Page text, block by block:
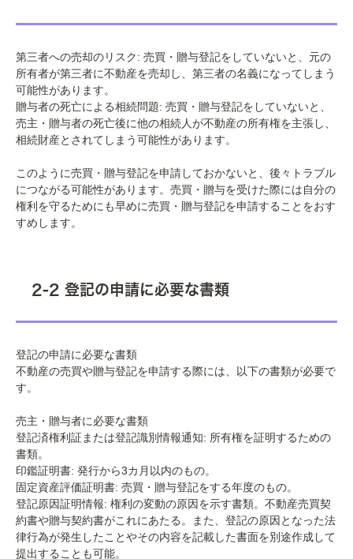
第三者への売却のリスク: 売買・贈与登記をしていないと、元の
所有者が第三者に不動産を売却し、第三者の名義になってしまう
可能性があります。
贈与者の死亡による相続問題: 売買・贈与登記をしていないと、
売主・贈与者の死亡後に他の相続人が不動産の所有権を主張し、
相続財産とされてしまう可能性があります。
このように売買・贈与登記を申請しておかないと、後々トラブル
につながる可能性があります。売買・贈与を受けた際には自分の
権利を守るためにも早めに売買・贈与登記を申請することをおす
すめします。
2-2 登記の申請に必要な書類
登記の申請に必要な書類
不動産の売買や贈与登記を申請する際には、以下の書類が必要で
す。
売主・贈与者に必要な書類
登記済権利証または登記識別情報通知: 所有権を証明するための
書類。
印鑑証明書: 発行から3カ月以内のもの。
固定資産評価証明書: 売買・贈与登記をする年度のもの。
登記原因証明情報: 権利の変動の原因を示す書類。不動産売買契
約書や贈与契約書がこれにあたる。また、登記の原因となった法
律行為が発生したことやその内容を記載した書面を別途作成して
提出することも可能。